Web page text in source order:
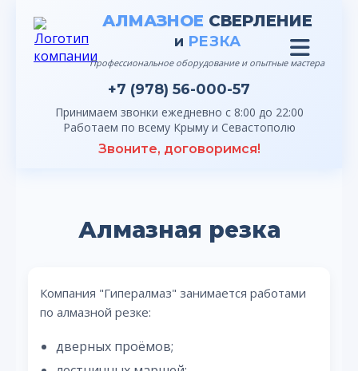
АЛМАЗНОЕ СВЕРЛЕНИЕ
и РЕЗКА
Профессиональное оборудование и опытные мастера
+7 (978) 56-000-57
Принимаем звонки ежедневно с 8:00 до 22:00
Работаем по всему Крыму и Севастополю
Звоните, договоримся!
Алмазная резка
Компания "Гипералмаз" занимается работами
по алмазной резке:
дверных проёмов;